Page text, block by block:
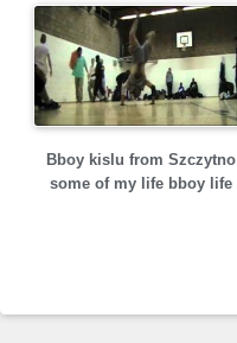
Bboy kislu from Szczytno
some of my life bboy life